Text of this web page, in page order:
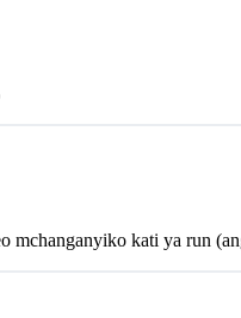
mchanganyiko kati ya run